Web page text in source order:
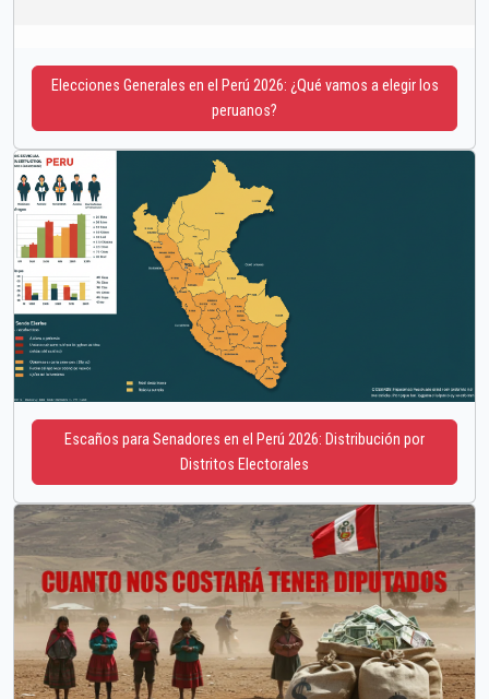
Elecciones Generales en el Perú 2026: ¿Qué vamos a elegir los
peruanos?
Escaños para Senadores en el Perú 2026: Distribución por
Distritos Electorales